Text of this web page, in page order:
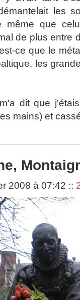
les
même que
de plus entre
ce que le
les
dit que
mains) et
2008 à 07:42 ::